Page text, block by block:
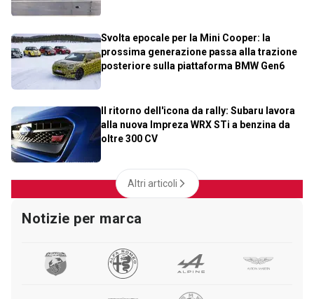
Svolta epocale per la Mini Cooper: la
prossima generazione passa alla trazione
posteriore sulla piattaforma BMW Gen6
Il ritorno dell'icona da rally: Subaru lavora
alla nuova Impreza WRX STi a benzina da
oltre 300 CV
Altri articoli
Notizie per marca